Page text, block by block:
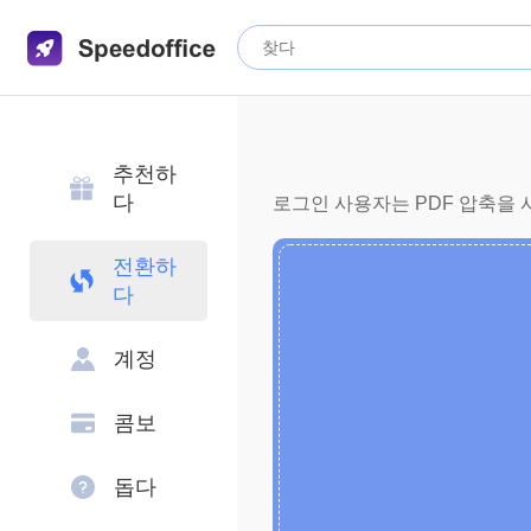
추천하
다
전환하
다
계정
콤보
돕다
로그인 사용자는 PDF 압축을